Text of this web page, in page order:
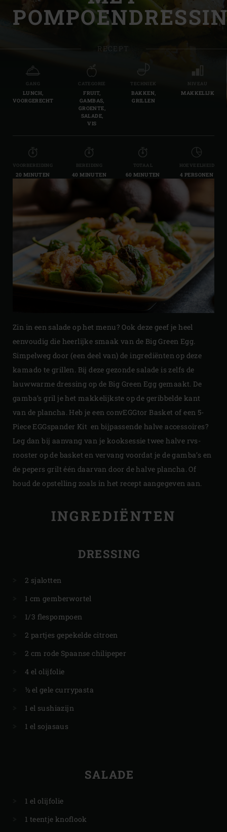
RECEPT
GANG
LUNCH,
VOORGERECHT
CATEGORIE
FRUIT,
GAMBAS,
GROENTE,
SALADE,
VIS
TECHNIEK
BAKKEN,
GRILLEN
NIVEAU
MAKKELIJK
VOORBEREIDING
20 MINUTEN
BEREIDING
40 MINUTEN
TOTAAL
60 MINUTEN
HOEVEELHEID
4 PERSONEN
Zin in een salade op het menu? Ook deze geef je heel
eenvoudig die heerlijke smaak van de Big Green Egg.
Simpelweg door (een deel van) de ingrediënten op deze
kamado te grillen. Bij deze gezonde salade is zelfs de
lauwwarme dressing op de Big Green Egg gemaakt. De
gamba’s gril je het makkelijkste op de geribbelde kant
van de plancha. Heb je een convEGGtor Basket of een 5-
Piece EGGspander Kit en bijpassende halve accessoires?
Leg dan bij aanvang van je kooksessie twee halve rvs-
rooster op de basket en vervang voordat je de gamba’s en
de pepers grilt één daarvan door de halve plancha. Of
houd de opstelling zoals in het recept aangegeven aan.
INGREDIËNTEN
DRESSING
2 sjalotten
1 cm gemberwortel
1/3 flespompoen
2 partjes gepekelde citroen
2 cm rode Spaanse chilipeper
4 el olijfolie
½ el gele currypasta
1 el sushiazijn
1 el sojasaus
SALADE
1 el olijfolie
1 teentje knoflook